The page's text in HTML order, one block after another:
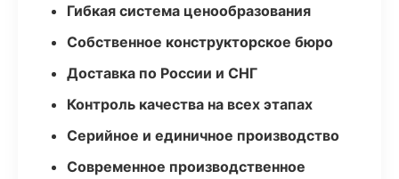
Гибкая система ценообразования
Собственное конструкторское бюро
Доставка по России и СНГ
Контроль качества на всех этапах
Серийное и единичное производство
Современное производственное